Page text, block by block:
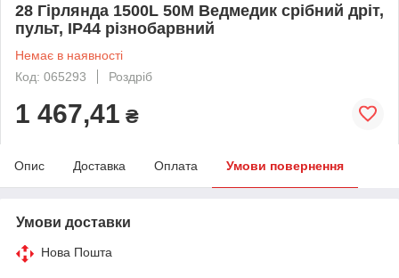
28 Гірлянда 1500L 50M Ведмедик срібний дріт,
пульт, IP44 різнобарвний
Немає в наявності
Код: 065293
Роздріб
1 467,41 ₴
Опис Доставка Оплата Умови повернення
Умови доставки
Нова Пошта